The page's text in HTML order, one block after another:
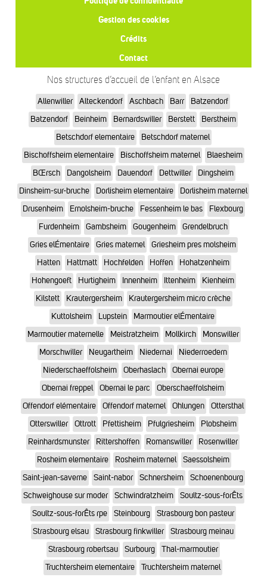
Gestion des cookies
Crédits
Contact
Nos structures d’accueil de l’enfant en Alsace
Allenwiller Alteckendorf Aschbach Barr
Batzendorf
Batzendorf
Beinheim Bernardswiller Berstett
Berstheim
Betschdorf elementaire
Betschdorf maternel
Bischoffsheim elementaire
Bischoffsheim maternel
Blaesheim
BŒrsch
Dangolsheim Dauendorf Dettwiller
Dingsheim
Dinsheim-sur-bruche
Dorlisheim elementaire
Dorlisheim maternel
Drusenheim
Ernolsheim-bruche Fessenheim le bas
Flexbourg
Furdenheim
Gambsheim Gougenheim
Grendelbruch
Gries elÉmentaire
Gries maternel
Griesheim pres molsheim
Hatten
Hattmatt Hochfelden Hoffen
Hohatzenheim
Hohengoeft
Hurtigheim Innenheim Ittenheim
Kienheim
Kilstett
Krautergersheim
Krautergersheim micro crèche
Kuttolsheim
Lupstein
Marmoutier elÉmentaire
Marmoutier maternelle
Meistratzheim Mollkirch
Monswiller
Morschwiller
Neugartheim Niedernai
Niederroedern
Niederschaeffolsheim
Oberhaslach
Obernai europe
Obernai freppel
Obernai le parc
Oberschaeffolsheim
Offendorf elémentaire
Offendorf maternel Ohlungen
Ottersthal
Otterswiller
Ottrott Pfettisheim Pfulgriesheim
Plobsheim
Reinhardsmunster
Rittershoffen Romanswiller
Rosenwiller
Rosheim elementaire
Rosheim maternel
Saessolsheim
Saint-jean-saverne
Saint-nabor Schnersheim
Schoenenbourg
Schweighouse sur moder
Schwindratzheim
Soultz-sous-forÊts
Soultz-sous-forÊts rpe
Steinbourg
Strasbourg bon pasteur
Strasbourg elsau
Strasbourg finkwiller
Strasbourg meinau
Strasbourg robertsau
Surbourg
Thal-marmoutier
Truchtersheim elementaire
Truchtersheim maternel